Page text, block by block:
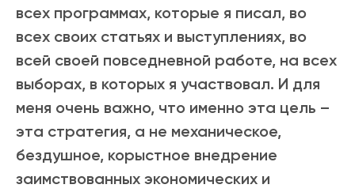
всех программах, которые я писал, во
всех своих статьях и выступлениях, во
всей своей повседневной работе, на всех
выборах, в которых я участвовал. И для
меня очень важно, что именно эта цель –
эта стратегия, а не механическое,
бездушное, корыстное внедрение
заимствованных экономических и